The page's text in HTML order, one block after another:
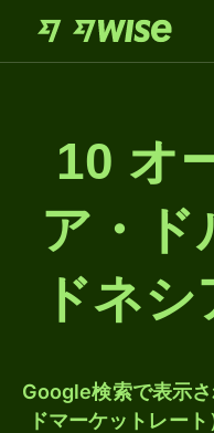
10 オ
ア・ド
ドネ
Google検索で表示
ドマーケットレー